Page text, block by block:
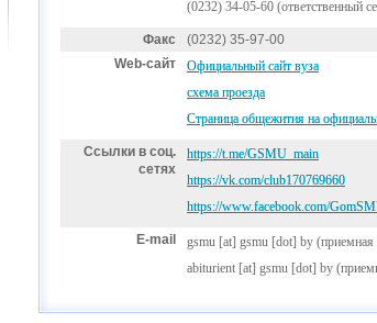
(0232) 34-05-60 (ответственный
Факс
(0232) 35-97-00
Web-сайт
Официальный сайт вуза
схема проезда
Страница общежития на
Ссылки в соц.
сетях
https://t.me/GSMU_main
https://vk.com/club170769660
https://www.facebook.com/
E-mail gsmu [at] gsmu [dot] by (приемная
abiturient [at] gsmu [dot] by